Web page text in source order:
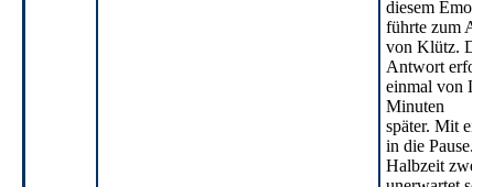
diesem
führte zum
von Klütz. Die
Antwort
einmal von
Minuten
später. Mit
in die Pause.
Halbzeit zwei